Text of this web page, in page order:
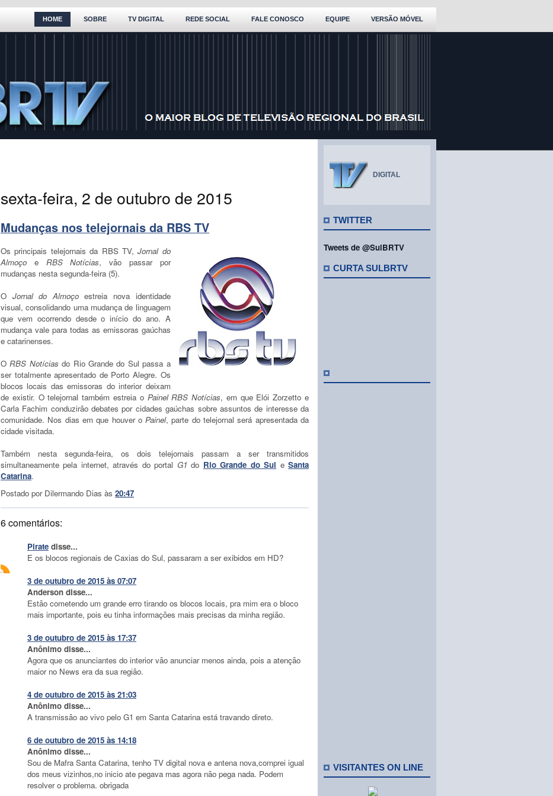
HOME SOBRE TV DIGITAL REDE SOCIAL FALE CONOSCO EQUIPE VERSÃO MÓVEL
sexta-feira, 2 de outubro de 2015
Mudanças nos telejornais da RBS TV
Os principais telejornais da RBS TV,Jornal do
Almoço e RBS Notícias, vão passar por
mudanças nesta segunda-feira (5).
O Jornal do Almoçoestreia nova identidade
visual, consolidando uma mudança de linguagem
que vem ocorrendo desde o início do ano. A
mudança vale para todas as emissoras gaúchas
e catarinenses.
ORBS Notíciasdo Rio Grande do Sul passa a
ser totalmente apresentado de Porto Alegre. Os
blocos locais das emissoras do interior deixam
de existir. O telejornal também estreia o Painel RBS Notícias, em que Elói Zorzetto e
Carla Fachim conduzirão debates por cidades gaúchas sobre assuntos de interesse da
comunidade. Nos dias em que houver oPainel, parte do telejornal será apresentada da
cidade visitada.
Também nesta segunda-feira, os dois telejornais passam a ser transmitidos
simultaneamente pela internet, através do portal G1 do Rio Grande do Sul eSanta
Catarina.
Postado por Dilermando Dias às 20:47
6 comentários:
Pirate disse...
E os blocos regionais de Caxias do Sul, passaram a ser exibidos em HD?
3 de outubro de 2015 às 07:07
Anderson disse...
Estão cometendo um grande erro tirando os blocos locais, pra mim era o bloco
mais importante, pois eu tinha informações mais precisas da minha região.
3 de outubro de 2015 às 17:37
Anônimo disse...
Agora que os anunciantes do interior vão anunciar menos ainda, pois a atenção
maior no News era da sua região.
4 de outubro de 2015 às 21:03
Anônimo disse...
A transmissão ao vivo pelo G1 em Santa Catarina está travando direto.
6 de outubro de 2015 às 14:18
Anônimo disse...
Sou de Mafra Santa Catarina, tenho TV digital nova e antena nova,comprei igual
dos meus vizinhos,no inicio ate pegava mas agora não pega nada. Podem
resolver o problema. obrigada
DIGITAL
TWITTER
Tweets de @SulBRTV
CURTA SULBRTV
VISITANTES ON LINE